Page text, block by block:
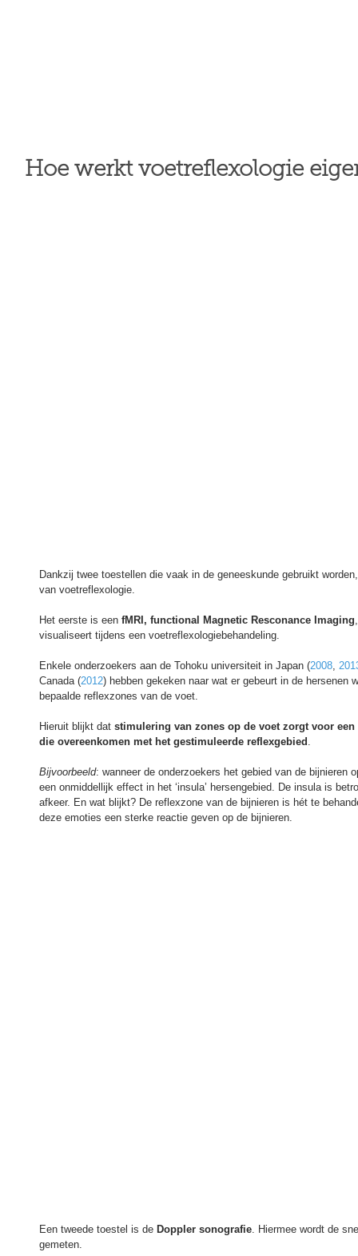
Hoe werkt voetreflexologie
Dankzij twee toestellen die vaak in de geneeskunde gebruikt
van voetreflexologie.
Het eerste is een fMRI, functional Magnetic Resconance Imaging
visualiseert tijdens een voetreflexologiebehandeling.
Enkele onderzoekers aan de Tohoku universiteit in Japan (2008,
Canada (2012) hebben gekeken naar wat er gebeurt in de hersenen
bepaalde reflexzones van de voet.
Hieruit blijkt dat stimulering van zones op de voet zorgt voor
die overeenkomen met het gestimuleerde reflexgebied .
Bijvoorbeeld: wanneer de onderzoekers het gebied van de bijnieren
een onmiddellijk effect in het ‘insula’ hersengebied. De insula is
afkeer. En wat blijkt? De reflexzone van de bijnieren is hét te
deze emoties een sterke reactie geven op de bijnieren.
Een tweede toestel is de Doppler sonografie. Hiermee wordt de
gemeten.